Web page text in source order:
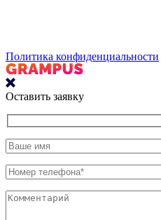
Политика конфиденциальности
Оставить заявку